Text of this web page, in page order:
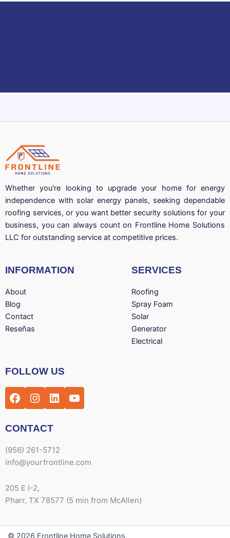
Whether you're looking to upgrade your home for energy
independence with solar energy panels, seeking dependable
roofing services, or you want better security solutions for your
business, you can always count on Frontline Home Solutions
LLC for outstanding service at competitive prices.
INFORMATION
About
Blog
Contact
Reseñas
SERVICES
Roofing
Spray Foam
Solar
Generator
Electrical
FOLLOW US
CONTACT
(956) 261-5712
info@yourfrontline.com
205 E I-2,
Pharr, TX 78577 (5 min from McAllen)
© 2026 Frontline Home Solutions.